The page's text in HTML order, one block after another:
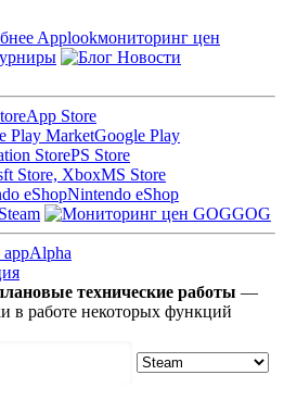
Applookмониторинг цен
Новости
App Store
Google Play
PS Store
MS Store
Nintendo eShop
Steam
GOG
Alpha
технические работы —
в работе некоторых функций